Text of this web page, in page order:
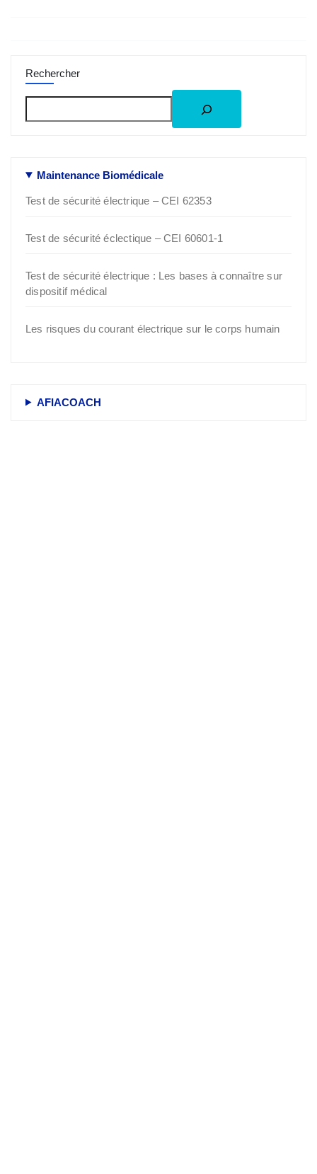
Rechercher
Maintenance Biomédicale
Test de sécurité électrique – CEI 62353
Test de sécurité éclectique – CEI 60601‑1
Test de sécurité électrique : Les bases à connaître sur
dispositif médical
Les risques du courant électrique sur le corps humain
AFIACOACH